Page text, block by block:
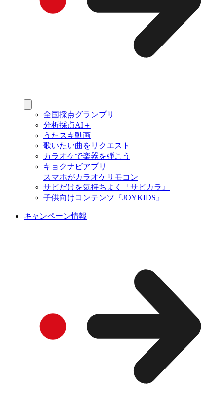
全国採点グランプリ
分析採点AI＋
うたスキ動画
歌いたい曲をリクエスト
カラオケで楽器を弾こう
キョクナビアプリ
スマホがカラオケリモコン
サビだけを気持ちよく『サビカラ』
子供向けコンテンツ『JOYKIDS』
キャンペーン情報